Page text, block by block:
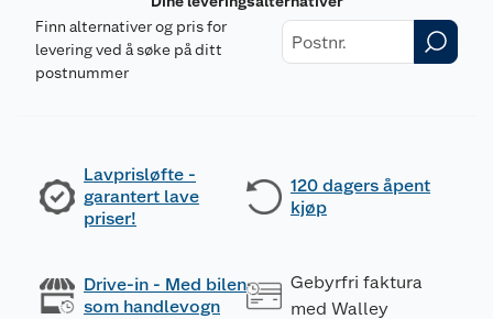
Finn alternativer og pris for
levering ved å søke på ditt
postnummer
Lavprisløfte -
garantert lave
priser!
120 dagers åpent
kjøp
Drive-in - Med bilen
som handlevogn
Gebyrfri faktura
med Walley